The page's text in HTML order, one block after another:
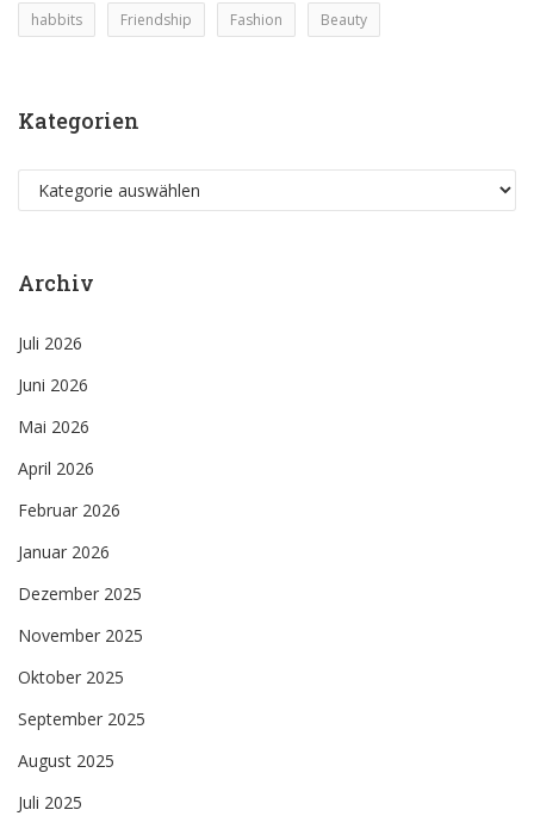
habbits Friendship Fashion Beauty
Kategorien
Kategorien
Archiv
Juli 2026
Juni 2026
Mai 2026
April 2026
Februar 2026
Januar 2026
Dezember 2025
November 2025
Oktober 2025
September 2025
August 2025
Juli 2025